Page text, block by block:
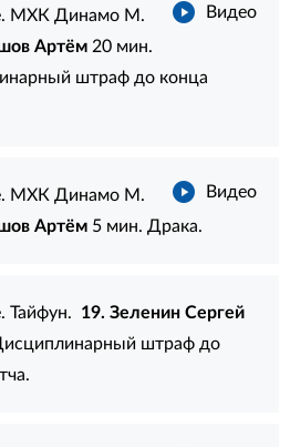
Видео
МХК Динамо М.
Артём 20 мин.
штраф до конца
Видео
МХК Динамо М.
Артём 5 мин. Драка.
Тайфун. 19. Зеленин Сергей
штраф до